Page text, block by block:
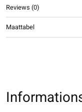
Reviews (0)
Maattabel